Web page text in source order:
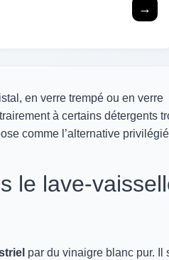
→
en verre trempé ou en verre
à certains détergents
comme l’alternative
le lave-
par du vinaigre blanc pur. Il